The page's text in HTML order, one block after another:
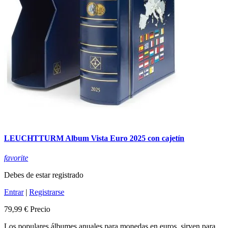
LEUCHTTURM Album Vista Euro 2025 con cajetín
favorite
Debes de estar registrado
Entrar| Registrarse
79,99 € Precio